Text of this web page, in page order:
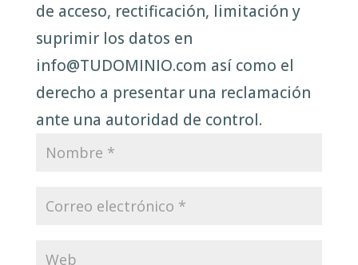
de acceso, rectificación, limitación y
suprimir los datos en
info@TUDOMINIO.com así como el
derecho a presentar una reclamación
ante una autoridad de control.